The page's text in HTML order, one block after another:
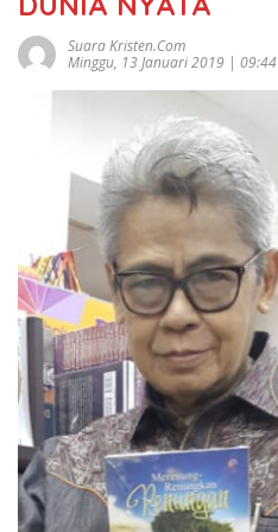
Suara Kristen.com
Minggu, 13 Januari 2019 | 09:44